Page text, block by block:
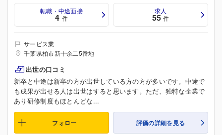
転職・中途面接
4 件
求人
55 件
サービス業
千葉県柏市新十余二5番地
出世の口コミ
新卒と中途は新卒の方が出世している方の方が多いです。中途で
も成果が出せる人は出世はすると思います。ただ、独特な企業で
あり研修制度もほとんどな...
フォロー 評価の詳細を見る